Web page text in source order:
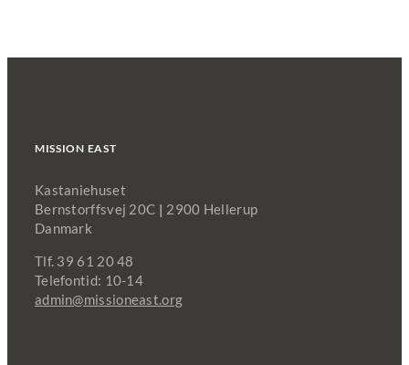
MISSION EAST
Kastaniehuset
Bernstorffsvej 20C | 2900 Hellerup
Danmark
Tlf. 39 61 20 48
Telefontid: 10-14
admin@missioneast.org